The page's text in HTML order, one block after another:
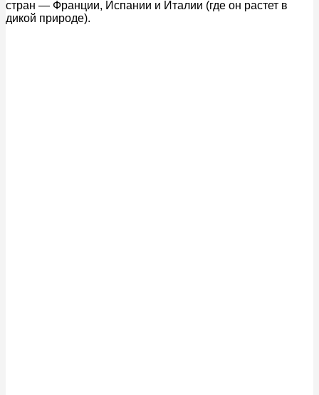
стран — Франции, Испании и Италии (где он растет в
дикой природе).